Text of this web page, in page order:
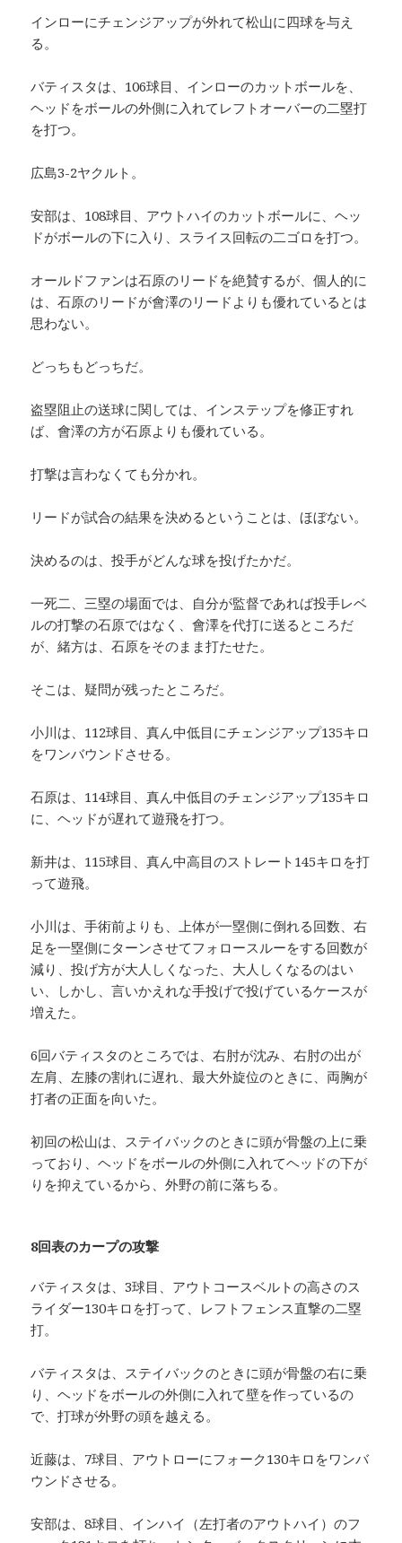
インローにチェンジアップが外れて松山に四球を与え
る。
バティスタは、106球目、インローのカットボールを、
ヘッドをボールの外側に入れてレフトオーバーの二塁打
を打つ。
広島3-2ヤクルト。
安部は、108球目、アウトハイのカットボールに、ヘッ
ドがボールの下に入り、スライス回転の二ゴロを打つ。
オールドファンは石原のリードを絶賛するが、個人的に
は、石原のリードが會澤のリードよりも優れているとは
思わない。
どっちもどっちだ。
盗塁阻止の送球に関しては、インステップを修正すれ
ば、會澤の方が石原よりも優れている。
打撃は言わなくても分かれ。
リードが試合の結果を決めるということは、ほぼない。
決めるのは、投手がどんな球を投げたかだ。
一死二、三塁の場面では、自分が監督であれば投手レベ
ルの打撃の石原ではなく、會澤を代打に送るところだ
が、緒方は、石原をそのまま打たせた。
そこは、疑問が残ったところだ。
小川は、112球目、真ん中低目にチェンジアップ135キロ
をワンバウンドさせる。
石原は、114球目、真ん中低目のチェンジアップ135キロ
に、ヘッドが遅れて遊飛を打つ。
新井は、115球目、真ん中高目のストレート145キロを打
って遊飛。
小川は、手術前よりも、上体が一塁側に倒れる回数、右
足を一塁側にターンさせてフォロースルーをする回数が
減り、投げ方が大人しくなった、大人しくなるのはい
い、しかし、言いかえれな手投げで投げているケースが
増えた。
6回バティスタのところでは、右肘が沈み、右肘の出が
左肩、左膝の割れに遅れ、最大外旋位のときに、両胸が
打者の正面を向いた。
初回の松山は、ステイバックのときに頭が骨盤の上に乗
っており、ヘッドをボールの外側に入れてヘッドの下が
りを抑えているから、外野の前に落ちる。
8回表のカープの攻撃
バティスタは、3球目、アウトコースベルトの高さのス
ライダー130キロを打って、レフトフェンス直撃の二塁
打。
バティスタは、ステイバックのときに頭が骨盤の右に乗
り、ヘッドをボールの外側に入れて壁を作っているの
で、打球が外野の頭を越える。
近藤は、7球目、アウトローにフォーク130キロをワンバ
ウンドさせる。
安部は、8球目、インハイ（左打者のアウトハイ）のフ